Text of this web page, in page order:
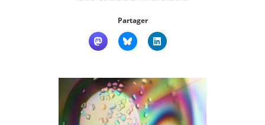
Qui sommes nous ?
Nous suivre
Partager